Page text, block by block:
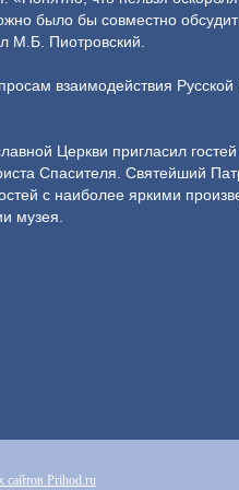
было бы совместно
М.Б. Пиотровский.
взаимодействия Русской
Церкви пригласил гостей
Спасителя. Святейший
с наиболее яркими
музея.
сайтов Prihod.ru